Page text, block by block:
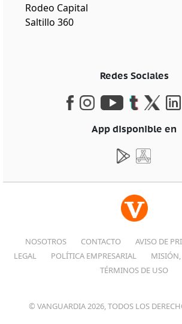
Rodeo Capital
Saltillo 360
Redes Sociales
App disponible en
NOSOTROS CONTACTO AVISO DE
LEGAL
POLÍTICA EMPRESARIAL
MISIÓN,
TÉRMINOS DE USO
© VANGUARDIA 2026, TODOS LOS